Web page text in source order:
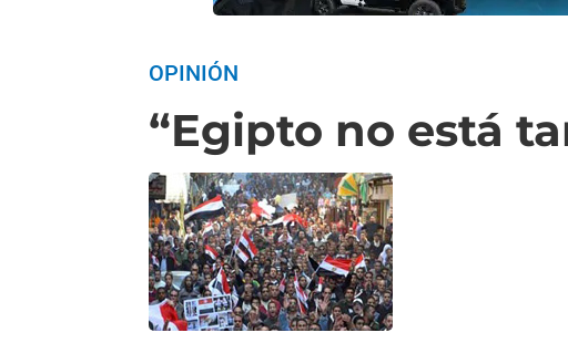
OPINIÓN
“Egipto no está